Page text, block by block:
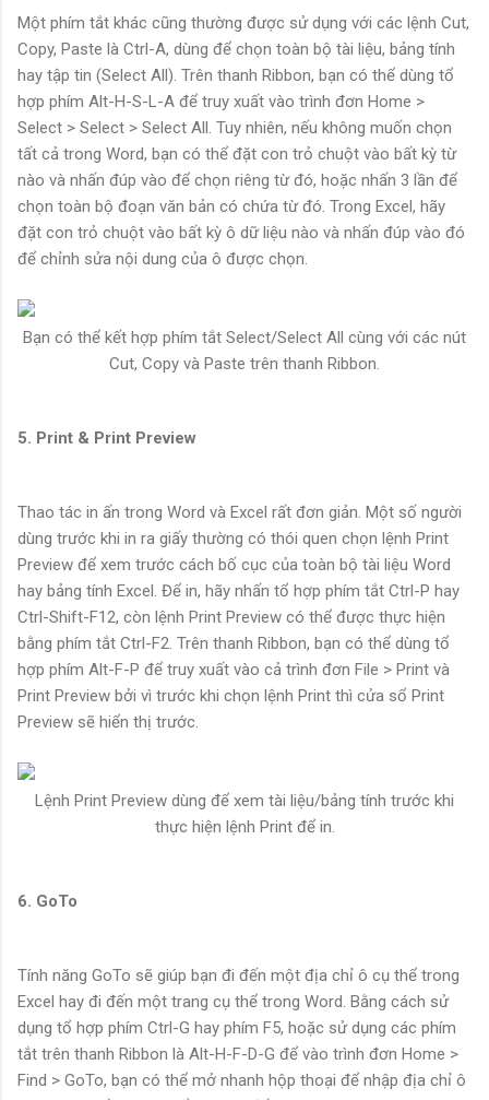
Một phím tắt khác cũng thường được sử dụng với các lệnh Cut,
Copy, Paste là Ctrl-A, dùng để chọn toàn bộ tài liệu, bảng tính
hay tập tin (Select All). Trên thanh Ribbon, bạn có thể dùng tổ
hợp phím Alt-H-S-L-A để truy xuất vào trình đơn Home >
Select > Select > Select All. Tuy nhiên, nếu không muốn chọn
tất cả trong Word, bạn có thể đặt con trỏ chuột vào bất kỳ từ
nào và nhấn đúp vào để chọn riêng từ đó, hoặc nhấn 3 lần để
chọn toàn bộ đoạn văn bản có chứa từ đó. Trong Excel, hãy
đặt con trỏ chuột vào bất kỳ ô dữ liệu nào và nhấn đúp vào đó
để chỉnh sửa nội dung của ô được chọn.
Bạn có thể kết hợp phím tắt Select/Select All cùng với các nút
Cut, Copy và Paste trên thanh Ribbon.
5. Print & Print Preview
Thao tác in ấn trong Word và Excel rất đơn giản. Một số người
dùng trước khi in ra giấy thường có thói quen chọn lệnh Print
Preview để xem trước cách bố cục của toàn bộ tài liệu Word
hay bảng tính Excel. Để in, hãy nhấn tổ hợp phím tắt Ctrl-P hay
Ctrl-Shift-F12, còn lệnh Print Preview có thể được thực hiện
bằng phím tắt Ctrl-F2. Trên thanh Ribbon, bạn có thể dùng tổ
hợp phím Alt-F-P để truy xuất vào cả trình đơn File > Print và
Print Preview bởi vì trước khi chọn lệnh Print thì cửa sổ Print
Preview sẽ hiển thị trước.
Lệnh Print Preview dùng để xem tài liệu/bảng tính trước khi
thực hiện lệnh Print để in.
6. GoTo
Tính năng GoTo sẽ giúp bạn đi đến một địa chỉ ô cụ thể trong
Excel hay đi đến một trang cụ thể trong Word. Bằng cách sử
dụng tổ hợp phím Ctrl-G hay phím F5, hoặc sử dụng các phím
tắt trên thanh Ribbon là Alt-H-F-D-G để vào trình đơn Home >
Find > GoTo, bạn có thể mở nhanh hộp thoại để nhập địa chỉ ô